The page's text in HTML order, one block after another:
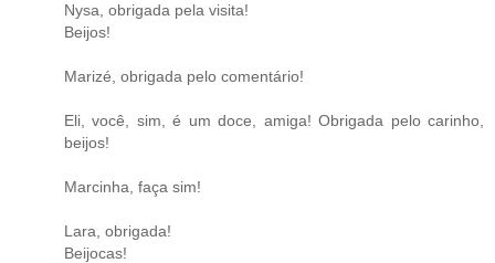
Nysa, obrigada pela visita!
Beijos!
Marizé, obrigada pelo comentário!
Eli, você, sim, é um doce, amiga! Obrigada pelo carinho,
beijos!
Marcinha, faça sim!
Lara, obrigada!
Beijocas!